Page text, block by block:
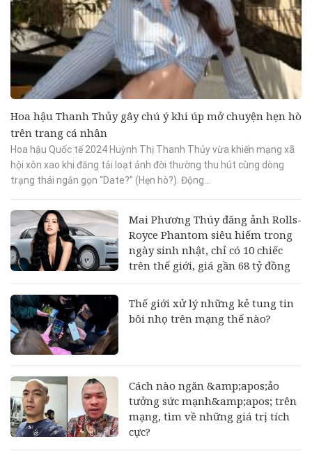
Hoa hậu Thanh Thủy gây chú ý khi úp mở chuyện hẹn hò
trên trang cá nhân
Hoa hậu Quốc tế 2024 Huỳnh Thị Thanh Thủy vừa khiến mạng xã
hội xôn xao khi đăng tải loạt ảnh đời thường thu hút cùng dòng
trạng thái ngắn gọn “Date?” (Hẹn hò?). Động...
Mai Phương Thúy đăng ảnh Rolls-
Royce Phantom siêu hiếm trong
ngày sinh nhật, chỉ có 10 chiếc
trên thế giới, giá gần 68 tỷ đồng
Thế giới xử lý những kẻ tung tin
bôi nhọ trên mạng thế nào?
Cách nào ngăn &amp;apos;ảo
tưởng sức mạnh&amp;apos; trên
mạng, tìm về những giá trị tích
cực?